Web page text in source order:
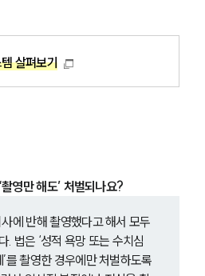
살펴보기
영만 해도’ 처벌되나요?
에 반해 촬영했다고 해서 모두
. 법은 ‘성적 욕망 또는 수치심
를 촬영한 경우에만 처벌하도록